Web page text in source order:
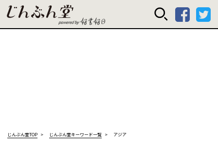
じんぶん堂
じんぶん堂TOP じんぶん堂キーワード一覧 アジア